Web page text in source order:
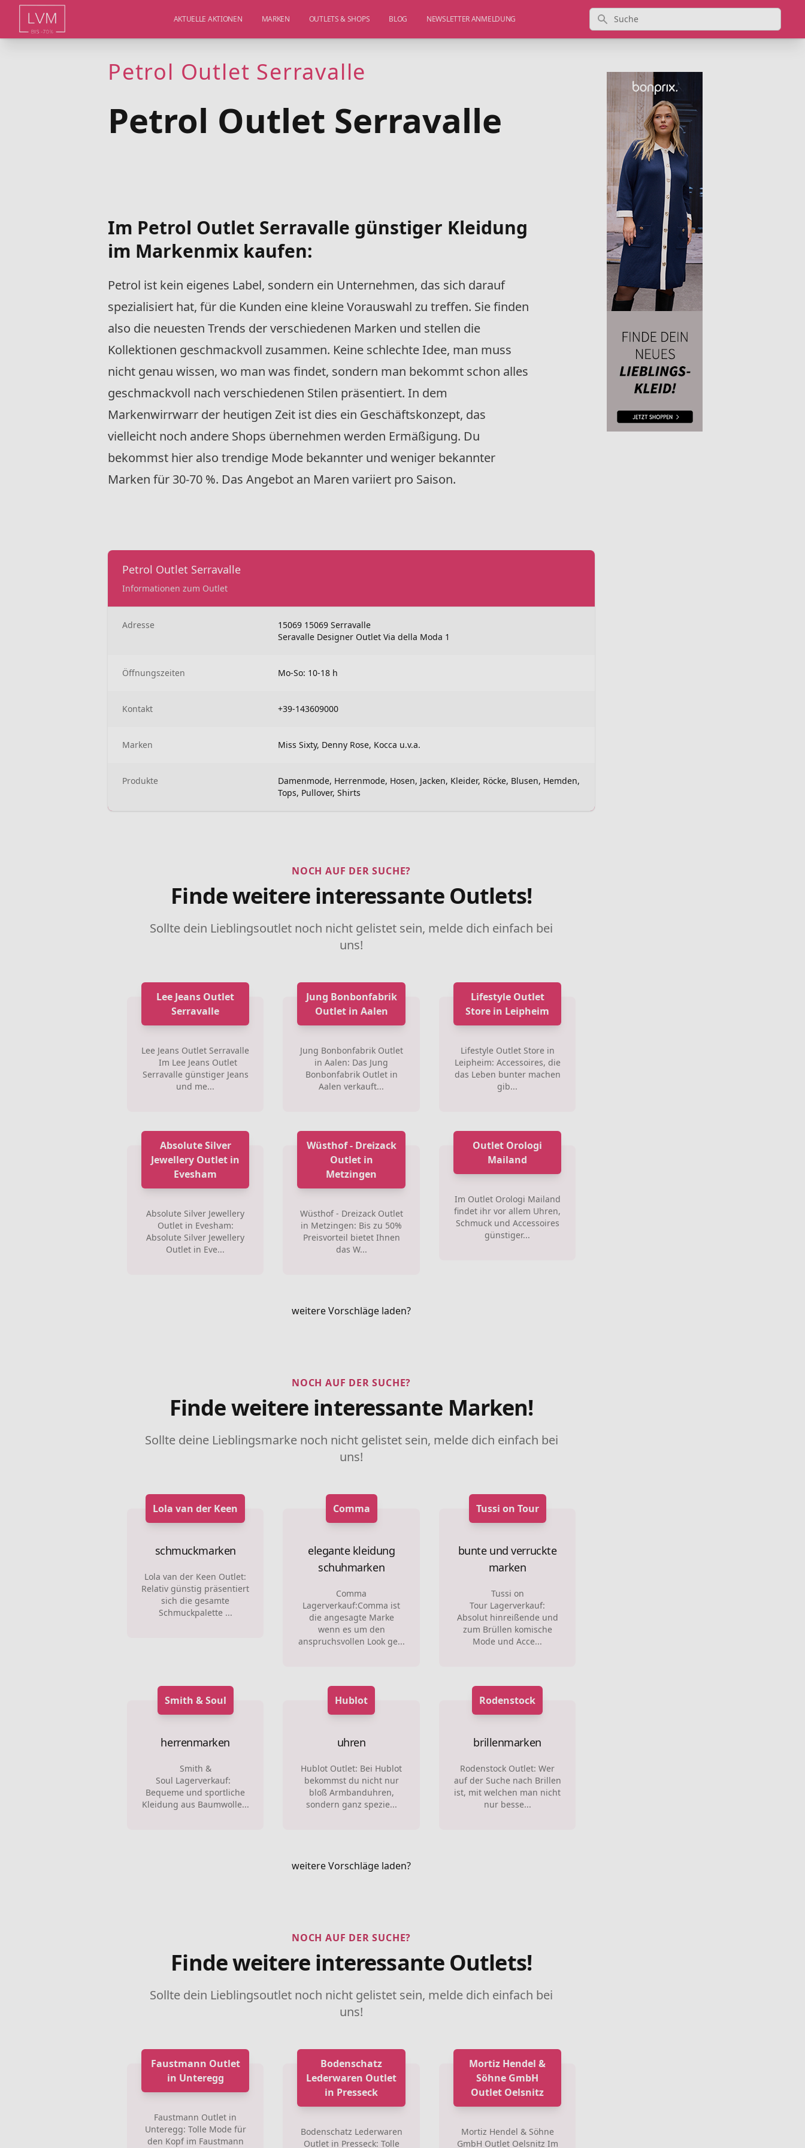
AKTUELLE AKTIONEN MARKEN OUTLETS & SHOPS BLOG NEWSLETTER ANMELDUNG Suche
Petrol Outlet Serravalle
Petrol Outlet Serravalle
Im Petrol Outlet Serravalle günstiger Kleidung
im Markenmix kaufen:
Petrol ist kein eigenes Label, sondern ein Unternehmen, das sich darauf
spezialisiert hat, für die Kunden eine kleine Vorauswahl zu treffen. Sie finden
also die neuesten Trends der verschiedenen Marken und stellen die
Kollektionen geschmackvoll zusammen. Keine schlechte Idee, man muss
nicht genau wissen, wo man was findet, sondern man bekommt schon alles
geschmackvoll nach verschiedenen Stilen präsentiert. In dem
Markenwirrwarr der heutigen Zeit ist dies ein Geschäftskonzept, das
vielleicht noch andere Shops übernehmen werden Ermäßigung. Du
bekommst hier also trendige Mode bekannter und weniger bekannter
Marken für 30-70 %. Das Angebot an Maren variiert pro Saison.
Petrol Outlet Serravalle
Informationen zum Outlet
Adresse
15069 15069 Serravalle
Seravalle Designer Outlet Via della Moda 1
Öffnungszeiten Mo-So: 10-18 h
Kontakt +39-143609000
Marken Miss Sixty, Denny Rose, Kocca u.v.a.
Produkte
Damenmode, Herrenmode, Hosen, Jacken, Kleider, Röcke, Blusen, Hemden,
Tops, Pullover, Shirts
NOCH AUF DER SUCHE?
Finde weitere interessante Outlets!
Sollte dein Lieblingsoutlet noch nicht gelistet sein, melde dich einfach bei
uns!
Lee Jeans Outlet
Serravalle
Lee Jeans Outlet Serravalle
Im Lee Jeans Outlet
Serravalle günstiger Jeans
und me...
Jung Bonbonfabrik
Outlet in Aalen
Jung Bonbonfabrik Outlet
in Aalen: Das Jung
Bonbonfabrik Outlet in
Aalen verkauft...
Lifestyle Outlet
Store in Leipheim
Lifestyle Outlet Store in
Leipheim: Accessoires, die
das Leben bunter machen
gib...
Absolute Silver
Jewellery Outlet in
Evesham
Absolute Silver Jewellery
Outlet in Evesham:
Absolute Silver Jewellery
Outlet in Eve...
Wüsthof - Dreizack
Outlet in
Metzingen
Wüsthof - Dreizack Outlet
in Metzingen: Bis zu 50%
Preisvorteil bietet Ihnen
das W...
Outlet Orologi
Mailand
Im Outlet Orologi Mailand
findet ihr vor allem Uhren,
Schmuck und Accessoires
günstiger...
weitere Vorschläge laden?
NOCH AUF DER SUCHE?
Finde weitere interessante Marken!
Sollte deine Lieblingsmarke noch nicht gelistet sein, melde dich einfach bei
uns!
Lola van der Keen
schmuckmarken
Lola van der Keen Outlet:
Relativ günstig präsentiert
sich die gesamte
Schmuckpalette ...
Comma
elegante kleidung
schuhmarken
Comma
Lagerverkauf:Comma ist
die angesagte Marke
wenn es um den
anspruchsvollen Look ge...
Tussi on Tour
bunte und verruckte
marken
Tussi on
Tour Lagerverkauf:
Absolut hinreißende und
zum Brüllen komische
Mode und Acce...
Smith & Soul
herrenmarken
Smith &
Soul Lagerverkauf:
Bequeme und sportliche
Kleidung aus Baumwolle...
Hublot
uhren
Hublot Outlet: Bei Hublot
bekommst du nicht nur
bloß Armbanduhren,
sondern ganz spezie...
Rodenstock
brillenmarken
Rodenstock Outlet: Wer
auf der Suche nach Brillen
ist, mit welchen man nicht
nur besse...
weitere Vorschläge laden?
NOCH AUF DER SUCHE?
Finde weitere interessante Outlets!
Sollte dein Lieblingsoutlet noch nicht gelistet sein, melde dich einfach bei
uns!
Faustmann Outlet
in Unteregg
Faustmann Outlet in
Unteregg: Tolle Mode für
den Kopf im Faustmann
Bodenschatz
Lederwaren Outlet
in Presseck
Bodenschatz Lederwaren
Outlet in Presseck: Tolle
Mortiz Hendel &
Söhne GmbH
Outlet Oelsnitz
Mortiz Hendel & Söhne
GmbH Outlet Oelsnitz Im